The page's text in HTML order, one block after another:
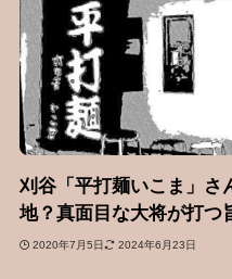
刈谷「平打麺いこま」さ
地？真面目な大将が打つ
2020年7月5日 2024年6月23日